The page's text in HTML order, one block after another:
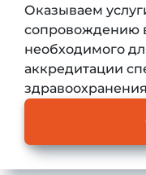
Оказываем
сопровождению
необходимого
аккредитации